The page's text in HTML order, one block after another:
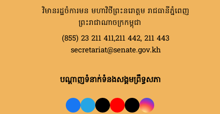
វិមានរដ្ឋចំការមន មហាវិថីព្រះនរោត្តម រាជធានីភ្នំពេញ
ព្រះរាជាណាចក្រកម្ពុជា
(855) 23 211 411,211 442, 211 443
secretariat@senate.gov.kh
បណ្តាញទំនាក់ទំនងសង្គមព្រឹទ្ធសភា